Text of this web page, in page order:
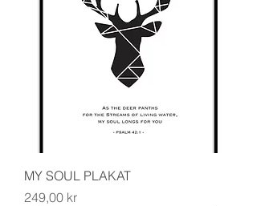
MY SOUL PLAKAT
Pris
249,00 kr